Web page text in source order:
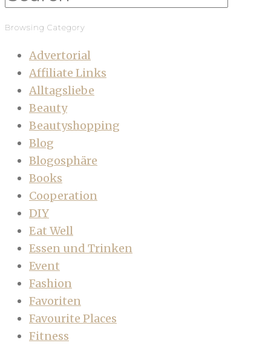
Browsing Category
Advertorial
Affiliate Links
Alltagsliebe
Beauty
Beautyshopping
Blog
Blogosphäre
Books
Cooperation
DIY
Eat Well
Essen und Trinken
Event
Fashion
Favoriten
Favourite Places
Fitness